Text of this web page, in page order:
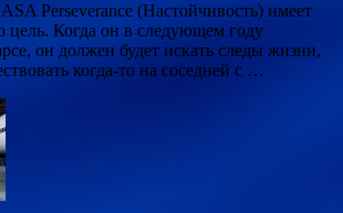
Perseverance (Настойчивость) имеет
цель. Когда он в следующем году
он должен будет искать следы жизни,
когда-то на соседней с …